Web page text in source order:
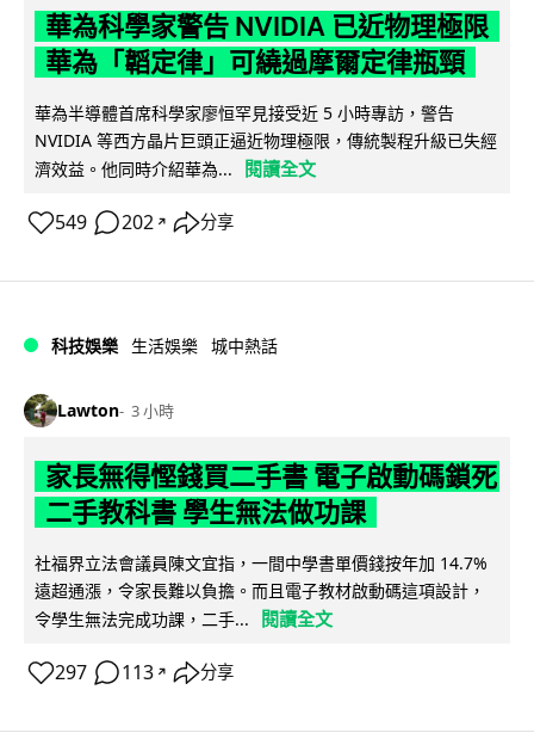
華為科學家警告 NVIDIA 已近物理極限
華為「韜定律」可繞過摩爾定律瓶頸
華為半導體首席科學家廖恒罕見接受近 5 小時專訪，警告
NVIDIA 等西方晶片巨頭正逼近物理極限，傳統製程升級已失經
濟效益。他同時介紹華為...
閱讀全文
549 202 ↗ 分享
科技娛樂 生活娛樂 城中熱話
Lawton 3 小時
家長無得慳錢買二手書 電子啟動碼鎖死
二手教科書 學生無法做功課
社福界立法會議員陳文宜指，一間中學書單價錢按年加 14.7%
遠超通漲，令家長難以負擔。而且電子教材啟動碼這項設計，
令學生無法完成功課，二手...
閱讀全文
297 113 ↗ 分享